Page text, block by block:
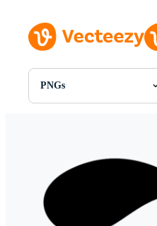
PNGs
Toutes Images
SVGs
Modèles
Motion graphics